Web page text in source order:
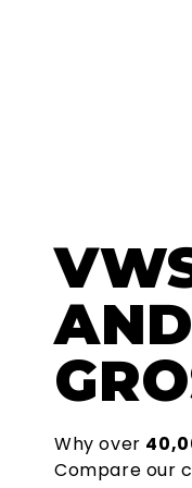
Why over
Compare our